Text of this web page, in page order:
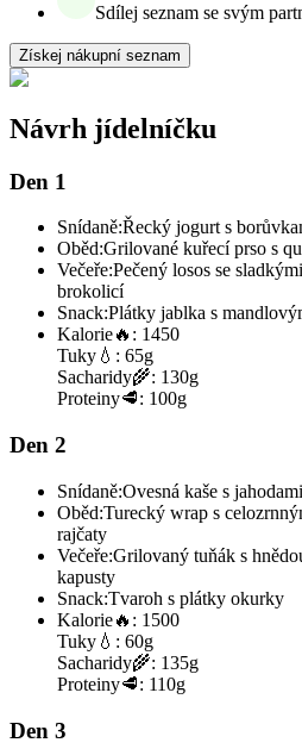
Sdílej seznam se svým
Získej nákupní seznam
Návrh jídelníčku
Den 1
Snídaně:Řecký jogurt s
Oběd:Grilované kuřecí prso s
Večeře:Pečený losos se
brokolicí
Snack:Plátky jablka s
Kalorie🔥: 1450
Tuky 💧: 65g
Sacharidy🌾: 130g
Proteiny🥩: 100g
Den 2
Snídaně:Ovesná kaše s
Oběd:Turecký wrap s
rajčaty
Večeře:Grilovaný tuňák s
kapusty
Snack:Tvaroh s plátky okurky
Kalorie🔥: 1500
Tuky 💧: 60g
Sacharidy🌾: 135g
Proteiny🥩: 110g
Den 3